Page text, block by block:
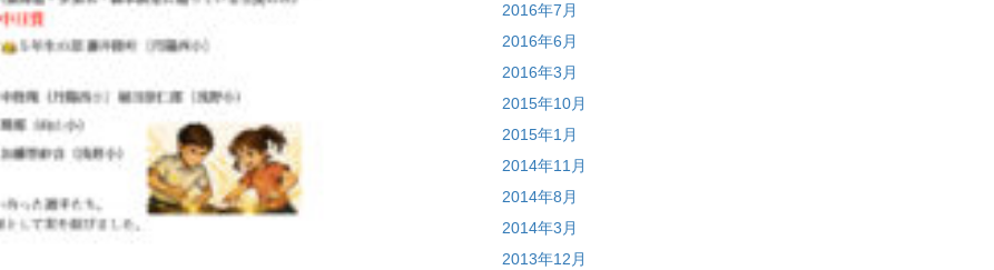
2016年7月
2016年6月
2016年3月
2015年10月
2015年1月
2014年11月
2014年8月
2014年3月
2013年12月